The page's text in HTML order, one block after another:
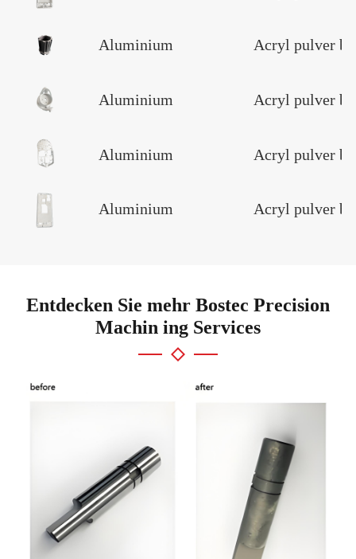
Aluminium Acryl pulver
Aluminium Acryl pulver
Aluminium Acryl pulver
Aluminium Acryl pulver
Entdecken Sie mehr Bostec Precision
Machin ing Services